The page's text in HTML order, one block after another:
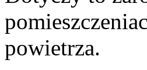
powietrza.